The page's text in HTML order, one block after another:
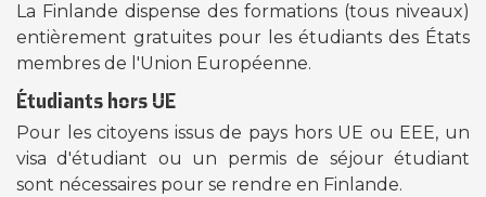
La Finlande dispense des formations (tous niveaux)
entièrement gratuites pour les étudiants des États
membres de l'Union Européenne.
Étudiants hors UE
Pour les citoyens issus de pays hors UE ou EEE, un
visa d'étudiant ou un permis de séjour étudiant
sont nécessaires pour se rendre en Finlande.